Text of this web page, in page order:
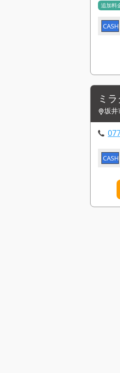
追加料
CASH
ミ
坂井
CASH